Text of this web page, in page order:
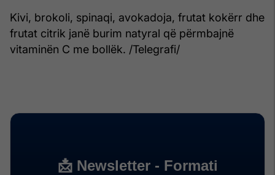
Kivi, brokoli, spinaqi, avokadoja, frutat kokërr dhe
frutat citrik janë burim natyral që përmbajnë
vitaminën C me bollëk. /Telegrafi/